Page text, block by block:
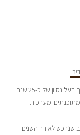
החברה נוסדה ע”י יוסי תדיר הנדסאי חשמל מוסמך בעל נסיון של כ-25 שנה
ומערכות
שנרכש לאורך השנים